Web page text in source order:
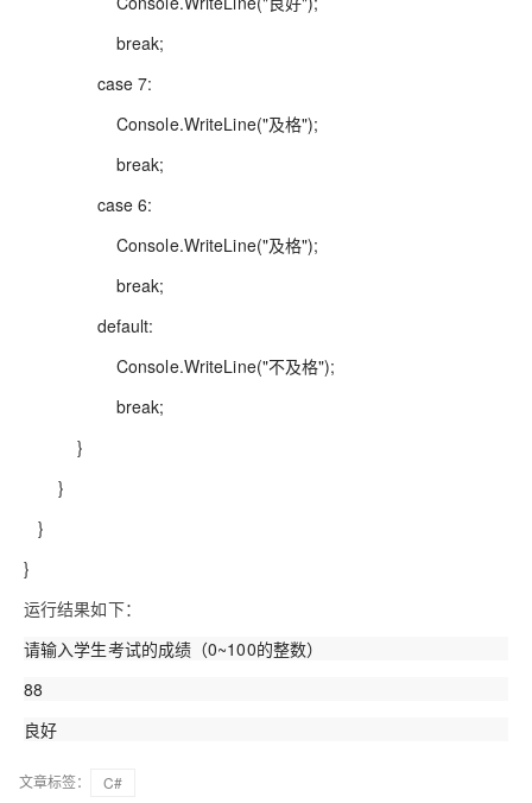
break;
case 7:
Console.WriteLine("及格");
break;
case 6:
Console.WriteLine("及格");
break;
default:
Console.WriteLine("不及格");
break;
}
}
}
}
运行结果如下：
请输入学生考试的成绩（0~100的整数）
88
良好
文章标签：
C#